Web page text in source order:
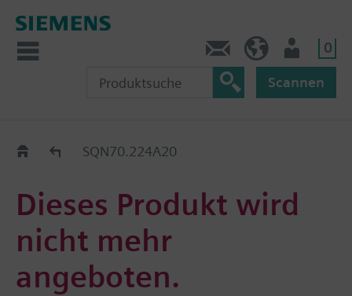
0
Scannen
Old2NewSQN70.224A20
Dieses Produkt wird
nicht mehr
angeboten.